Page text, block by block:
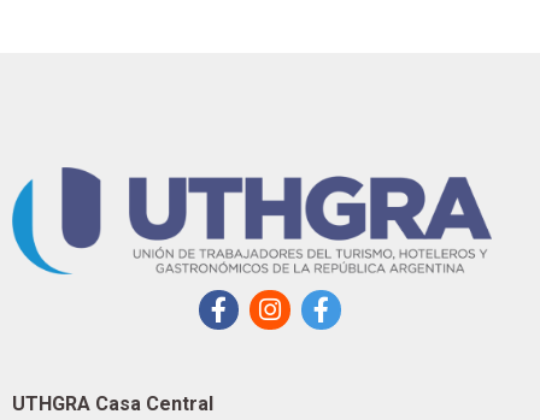
UTHGRA Casa Central